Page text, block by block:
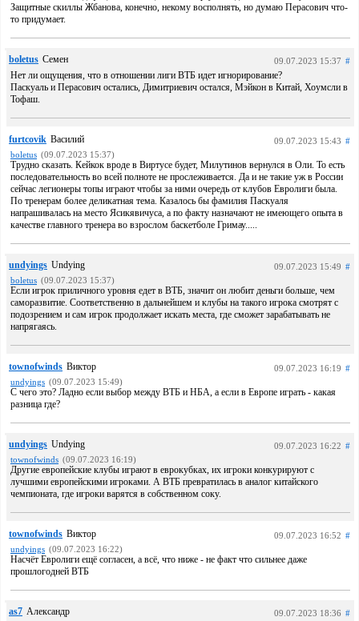
Защитные скиллы Жбанова, конечно, некому восполнять, но думаю Перасович что-
то придумает.
boletus Семен 09.07.2023 15:37 #
Нет ли ощущения, что в отношении лиги ВТБ идет игнорирование?
Паскуаль и Перасович остались, Димитриевич остался, Мэйкон в Китай, Хоумсли в
Тофаш.
furtcovik Василий 09.07.2023 15:43 #
boletus (09.07.2023 15:37)
Трудно сказать. Кейкок вроде в Виртусе будет, Милутинов вернулся в Оли. То есть
последовательность во всей полноте не прослеживается. Да и не такие уж в России
сейчас легионеры топы играют чтобы за ними очередь от клубов Евролиги была.
По тренерам более деликатная тема. Казалось бы фамилия Паскуаля
напрашивалась на место Ясикявичуса, а по факту назначают не имеющего опыта в
качестве главного тренера во взрослом баскетболе Гримау.....
undyings Undying 09.07.2023 15:49 #
boletus (09.07.2023 15:37)
Если игрок приличного уровня едет в ВТБ, значит он любит деньги больше, чем
саморазвитие. Соответственно в дальнейшем и клубы на такого игрока смотрят с
подозрением и сам игрок продолжает искать места, где сможет зарабатывать не
напрягаясь.
townofwinds Виктор 09.07.2023 16:19 #
undyings (09.07.2023 15:49)
С чего это? Ладно если выбор между ВТБ и НБА, а если в Европе играть - какая
разница где?
undyings Undying 09.07.2023 16:22 #
townofwinds (09.07.2023 16:19)
Другие европейские клубы играют в еврокубках, их игроки конкурируют с
лучшими европейскими игроками. А ВТБ превратилась в аналог китайского
чемпионата, где игроки варятся в собственном соку.
townofwinds Виктор 09.07.2023 16:52 #
undyings (09.07.2023 16:22)
Насчёт Евролиги ещё согласен, а всё, что ниже - не факт что сильнее даже
прошлогодней ВТБ
as7 Александр 09.07.2023 18:36 #